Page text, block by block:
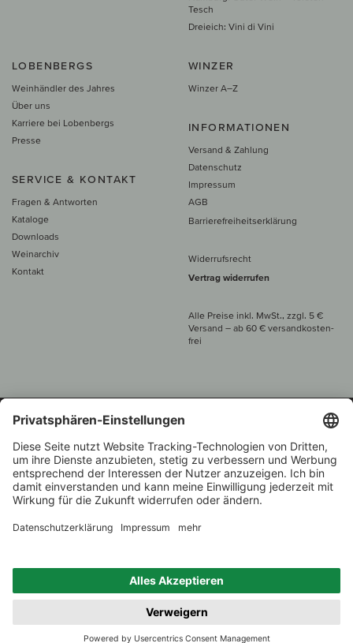
Tesch
Dreieich: Vini di Vini
LOBENBERGS
Weinhändler des Jahres
Über uns
Karriere bei Lobenbergs
Presse
SERVICE & KONTAKT
Fragen & Antworten
Kataloge
Downloads
Weinarchiv
Kontakt
WINZER
Winzer A–Z
INFORMATIONEN
Versand & Zahlung
Datenschutz
Impressum
AGB
Barrierefreiheitserklärung
Widerrufsrecht
Vertrag widerrufen
Alle Preise inkl. MwSt., zzgl. 5 €
Versand – ab 60 € versand­kosten­
frei
Beratung unter
+49 421 696 797-0
1.000 Winzer –
Über 7.000 Weine
Weinhändler
des Jahres 2022